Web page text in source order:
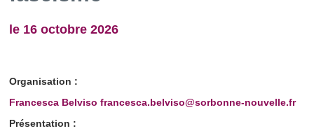
le 16 octobre 2026
Organisation :
Francesca Belviso francesca.belviso@sorbonne-nouvelle.fr
Présentation :